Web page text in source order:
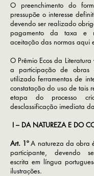
O preenchimento do
pressupõe o interesse
devendo ser realizado
pagamento da taxa e
aceitação das normas aqui
O Prêmio Ecos da
a participação de obras
utilizado ferramentas de
constatação do uso de tais
etapa do processo
desclassificação imediata
I – DA NATUREZA E DO
Art. 1ºA natureza da obra
participante, devendo
escrita em língua
ilustrações.